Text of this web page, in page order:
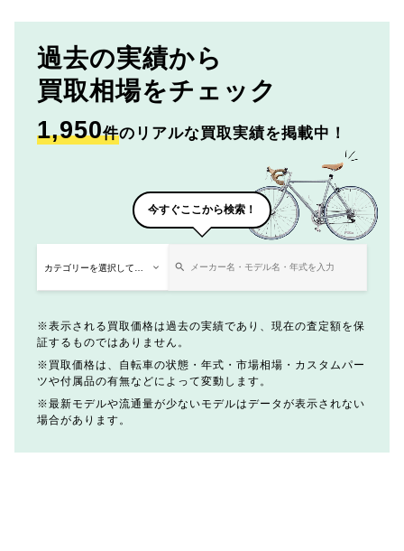
過去の実績から
買取相場をチェック
1,950件のリアルな買取実績を掲載中！
今すぐここから検索！
表示される買取価格は過去の実績であり、現在の査定額を保
証するものではありません。
買取価格は、自転車の状態・年式・市場相場・カスタムパー
ツや付属品の有無などによって変動します。
最新モデルや流通量が少ないモデルはデータが表示されない
場合があります。